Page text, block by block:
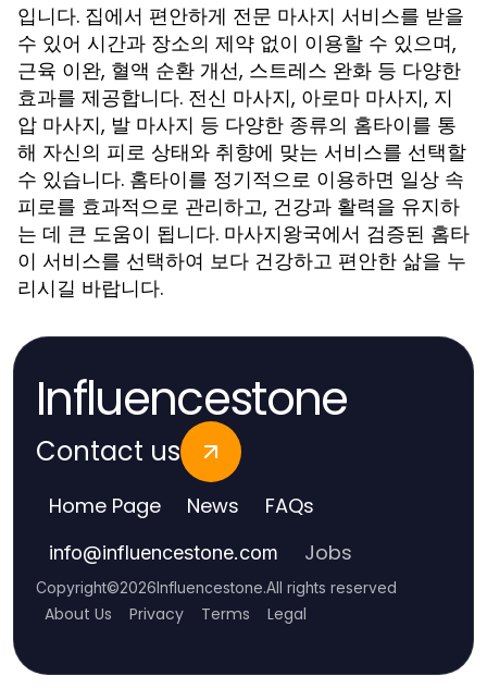
입니다. 집에서 편안하게 전문 마사지 서비스를 받을
수 있어 시간과 장소의 제약 없이 이용할 수 있으며,
근육 이완, 혈액 순환 개선, 스트레스 완화 등 다양한
효과를 제공합니다. 전신 마사지, 아로마 마사지, 지
압 마사지, 발 마사지 등 다양한 종류의 홈타이를 통
해 자신의 피로 상태와 취향에 맞는 서비스를 선택할
수 있습니다. 홈타이를 정기적으로 이용하면 일상 속
피로를 효과적으로 관리하고, 건강과 활력을 유지하
는 데 큰 도움이 됩니다. 마사지왕국에서 검증된 홈타
이 서비스를 선택하여 보다 건강하고 편안한 삶을 누
리시길 바랍니다.
Influencestone
Contact us
Home Page News FAQs
info@influencestone.com Jobs
Copyright©2026Influencestone.All rights reserved
About Us Privacy Terms Legal